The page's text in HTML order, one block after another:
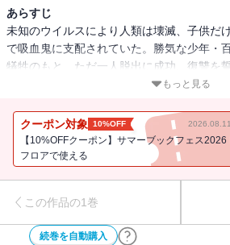
あらすじ
未知のウイルスにより人類は壊滅、子供だ
で吸血鬼に支配されていた。勝気な少年・
犠牲のもと、ただ一人脱出に成功、復讐を
もっと見る
クーポン対象 10%OFF
【10%OFFクーポン】サマーブックフェス2026
フロアで使える
この作品の1巻
続巻を自動購入